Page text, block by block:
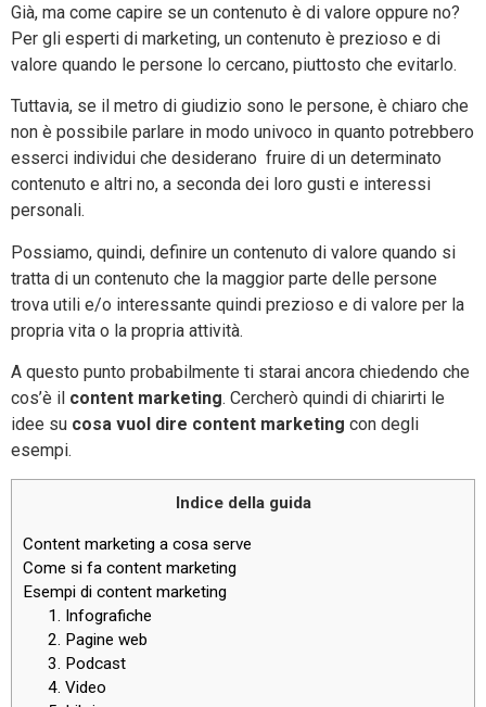
Già, ma come capire se un contenuto è di valore oppure no?
Per gli esperti di marketing, un contenuto è prezioso e di
valore quando le persone lo cercano, piuttosto che evitarlo.
Tuttavia, se il metro di giudizio sono le persone, è chiaro che
non è possibile parlare in modo univoco in quanto potrebbero
esserci individui che desiderano fruire di un determinato
contenuto e altri no, a seconda dei loro gusti e interessi
personali.
Possiamo, quindi, definire un contenuto di valore quando si
tratta di un contenuto che la maggior parte delle persone
trova utili e/o interessante quindi prezioso e di valore per la
propria vita o la propria attività.
A questo punto probabilmente ti starai ancora chiedendo che
cos’è il content marketing. Cercherò quindi di chiarirti le
idee su cosa vuol dire content marketing con degli
esempi.
Indice della guida
Content marketing a cosa serve
Come si fa content marketing
Esempi di content marketing
1. Infografiche
2. Pagine web
3. Podcast
4. Video